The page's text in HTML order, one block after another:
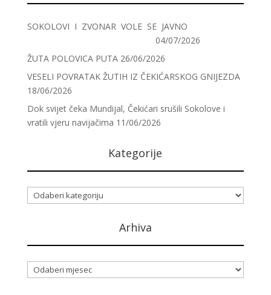
SOKOLOVI I ZVONAR VOLE SE JAVNO
04/07/2026
ŽUTA POLOVICA PUTA 26/06/2026
VESELI POVRATAK ŽUTIH IZ ČEKIĆARSKOG GNIJEZDA
18/06/2026
Dok svijet čeka Mundijal, Čekićari srušili Sokolove i
vratili vjeru navijačima 11/06/2026
Kategorije
Kategorije
Arhiva
Arhiva